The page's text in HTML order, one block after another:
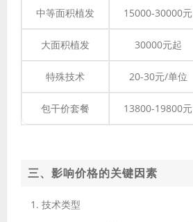
中等面积植发 15000-30000元
大面积植发 30000元起
特殊技术 20-30元/单位
包干价套餐 13800-19800元
三、影响价格的关键因素
技术类型